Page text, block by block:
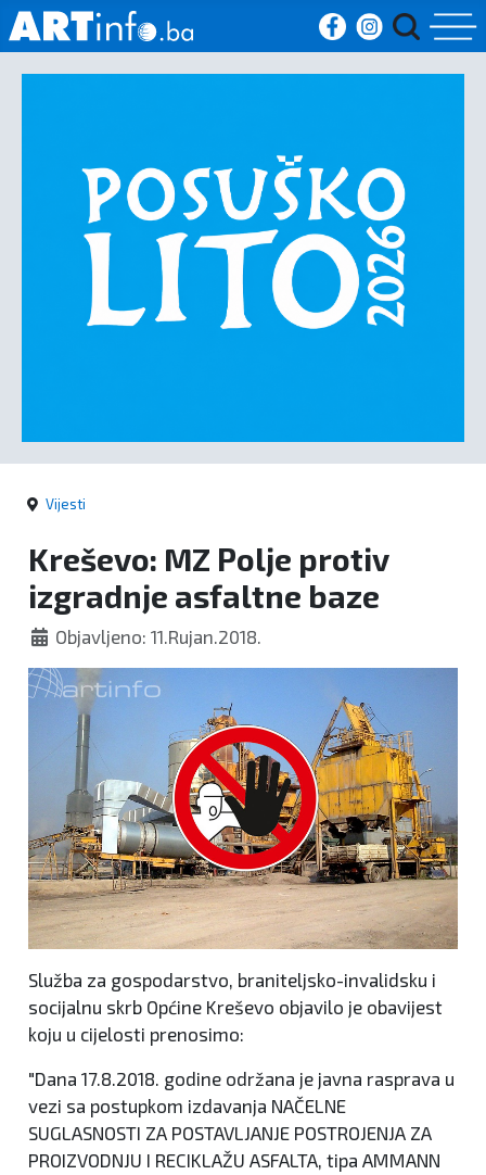
Sport
Kultura
Crna
Vijesti
Kreševo: MZ Polje protiv
izgradnje asfaltne baze
Objavljeno: 11.Rujan.2018.
Služba za gospodarstvo, braniteljsko-invalidsku i
socijalnu skrb Općine Kreševo objavilo je obavijest
koju u cijelosti prenosimo:
"Dana 17.8.2018. godine održana je javna rasprava u
vezi sa postupkom izdavanja NAČELNE
SUGLASNOSTI ZA POSTAVLJANJE POSTROJENJA ZA
PROIZVODNJU I RECIKLAŽU ASFALTA, tipa AMMANN